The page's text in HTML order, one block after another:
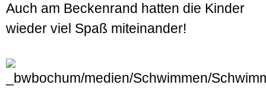
Auch am Becken­rand hatten die Kinder
wieder viel Spaß mit­einander!